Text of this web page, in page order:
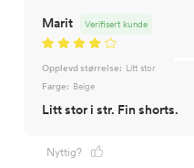
Marit Verifisert kunde
Opplevd størrelse: Litt stor
Farge: Beige
Litt stor i str. Fin shorts.
Nyttig?